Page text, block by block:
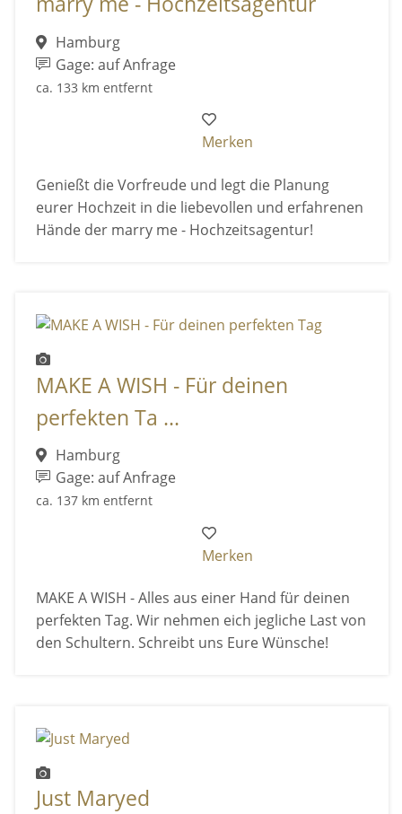
Hamburg
Gage: auf Anfrage
ca. 133 km entfernt
Merken
Genießt die Vorfreude und legt die Planung
eurer Hochzeit in die liebevollen und erfahrenen
Hände der marry me - Hochzeitsagentur!
MAKE A WISH - Für deinen
perfekten Ta ...
Hamburg
Gage: auf Anfrage
ca. 137 km entfernt
Merken
MAKE A WISH - Alles aus einer Hand für deinen
perfekten Tag. Wir nehmen eich jegliche Last von
den Schultern. Schreibt uns Eure Wünsche!
Just Maryed